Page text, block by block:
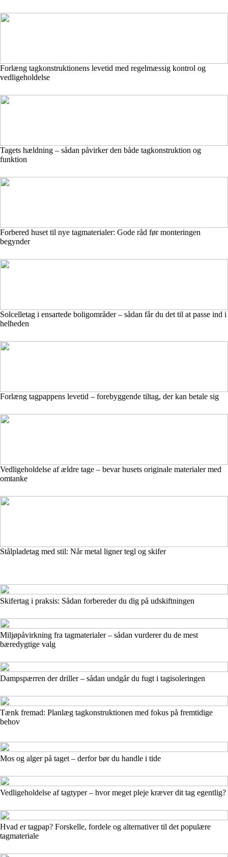
Forlæng tagkonstruktionens levetid med regelmæssig kontrol og
vedligeholdelse
Tagets hældning – sådan påvirker den både tagkonstruktion og
funktion
Forbered huset til nye tagmaterialer: Gode råd før monteringen
begynder
Solcelletag i ensartede boligområder – sådan får du det til at passe ind i
helheden
Forlæng tagpappens levetid – forebyggende tiltag, der kan betale sig
Vedligeholdelse af ældre tage – bevar husets originale materialer med
omtanke
Stålpladetag med stil: Når metal ligner tegl og skifer
Skifertag i praksis: Sådan forbereder du dig på udskiftningen
Miljøpåvirkning fra tagmaterialer – sådan vurderer du de mest
bæredygtige valg
Dampspærren der driller – sådan undgår du fugt i tagisoleringen
Tænk fremad: Planlæg tagkonstruktionen med fokus på fremtidige
behov
Mos og alger på taget – derfor bør du handle i tide
Vedligeholdelse af tagtyper – hvor meget pleje kræver dit tag egentlig?
Hvad er tagpap? Forskelle, fordele og alternativer til det populære
tagmateriale